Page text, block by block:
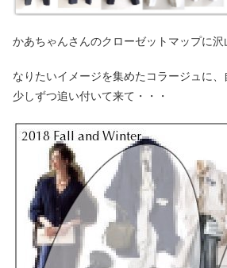
かあちゃんさんのクローゼットマップに沢
なりたいイメージを集めたコラージュに
少しずつ追い付いて来て・・・